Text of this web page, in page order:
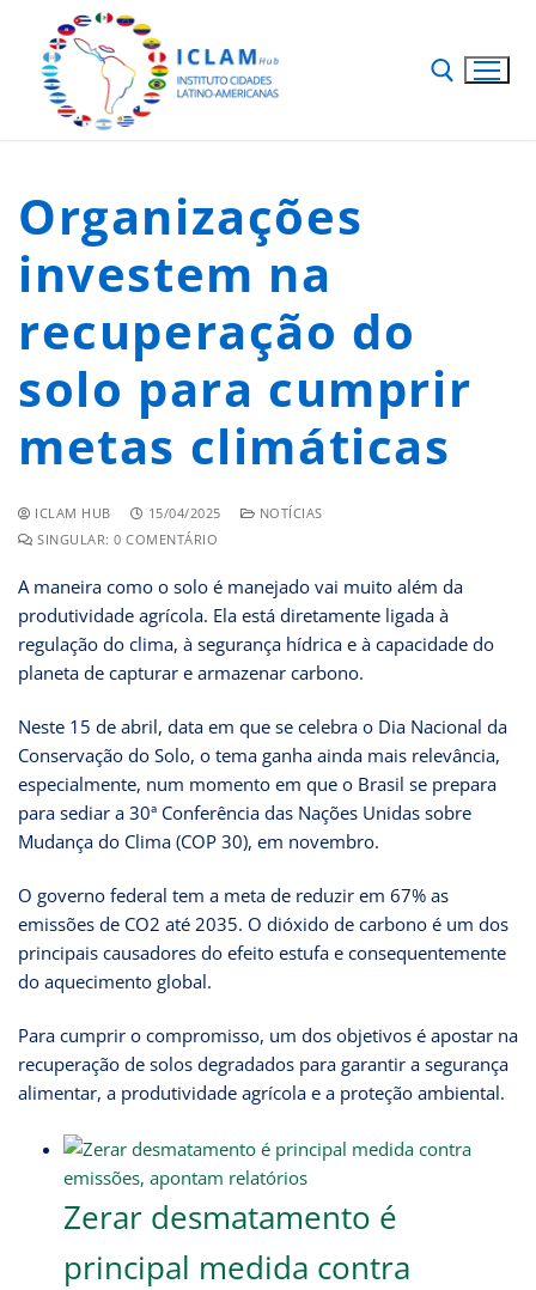
Organizações
investem na
recuperação do
solo para cumprir
metas climáticas
ICLAM HUB 15/04/2025
NOTÍCIAS
SINGULAR: 0 COMENTÁRIO
A maneira como o solo é manejado vai muito além da
produtividade agrícola. Ela está diretamente ligada à
regulação do clima, à segurança hídrica e à capacidade do
planeta de capturar e armazenar carbono.
Neste 15 de abril, data em que se celebra o Dia Nacional da
Conservação do Solo, o tema ganha ainda mais relevância,
especialmente, num momento em que o Brasil se prepara
para sediar a 30ª Conferência das Nações Unidas sobre
Mudança do Clima (COP 30), em novembro.
O governo federal tem a meta de reduzir em 67% as
emissões de CO2 até 2035. O dióxido de carbono é um dos
principais causadores do efeito estufa e consequentemente
do aquecimento global.
Para cumprir o compromisso, um dos objetivos é apostar na
recuperação de solos degradados para garantir a segurança
alimentar, a produtividade agrícola e a proteção ambiental.
Zerar desmatamento é
principal medida contra